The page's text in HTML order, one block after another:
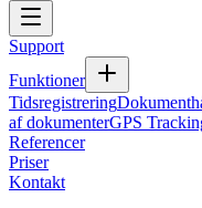
Support
Funktioner
Tidsregistrering
af dokumenterGPS
Referencer
Priser
Kontakt